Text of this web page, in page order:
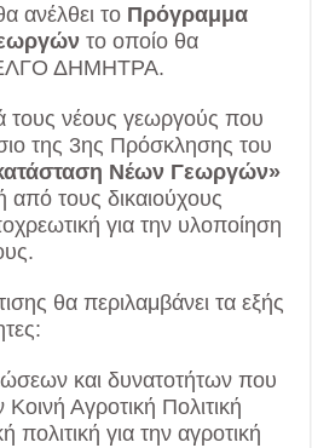
ανέλθει το Πρόγραμμα
το οποίο θα
ΕΛΓΟ ΔΗΜΗΤΡΑ.
νέους γεωργούς που
της 3ης Πρόσκλησης του
Νέων Γεωργών»
τους δικαιούχους
για την υλοποίηση
θα περιλαμβάνει τα εξής
και δυνατοτήτων που
Αγροτική Πολιτική
πολιτική για την αγροτική